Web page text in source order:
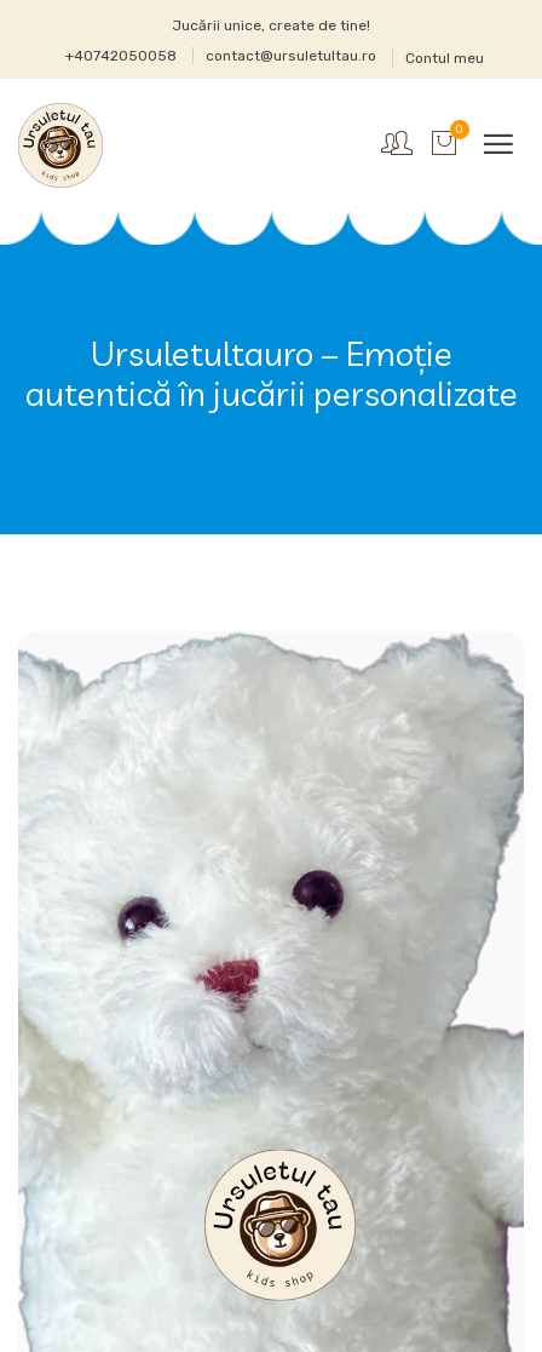
Jucării unice, create de tine!
+40742050058
contact@ursuletultau.ro Contul meu
0
Ursuletultauro – Emoție
autentică în jucării personalizate